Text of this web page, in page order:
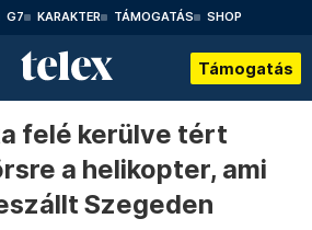
G7 KARAKTER TÁMOGATÁS SHOP
Támogatás
felé kerülve tért
a helikopter, ami
Szegeden